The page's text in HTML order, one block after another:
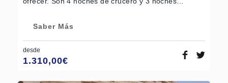
Saber Más
desde
1.310,00€